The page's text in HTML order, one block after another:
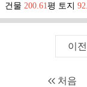
건물 200.61평 토지
이
처음